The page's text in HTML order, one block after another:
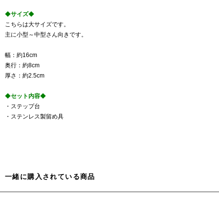
◆サイズ◆
こちらは大サイズです。
主に小型～中型さん向きです。
幅：約16cm
奥行：約8cm
厚さ：約2.5cm
◆セット内容◆
・ステップ台
・ステンレス製留め具
一緒に購入されている商品